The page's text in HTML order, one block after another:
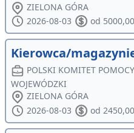
ZIELONA GÓRA
2026-08-03
od
Kierowca/
POLSKI KOMITET
WOJEWÓDZKI
ZIELONA GÓRA
2026-08-03
od